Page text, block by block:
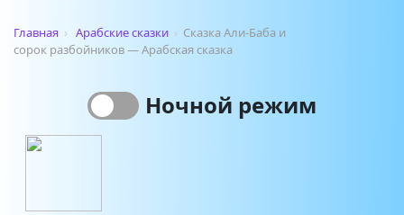
Главная › Арабские сказки › Сказка Али-Баба и
сорок разбойников — Арабская сказка
Ночной режим